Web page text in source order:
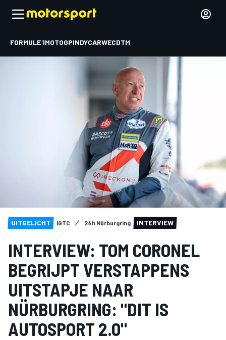
FORMULE 1MOTOGPINDYCARWECDTM
UITGELICHT IGTC 24h Nürburgring INTERVIEW
INTERVIEW: TOM CORONEL
BEGRIJPT VERSTAPPENS
UITSTAPJE NAAR
NÜRBURGRING: "DIT IS
AUTOSPORT 2.0"